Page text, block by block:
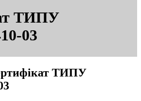
ТИПУ
03
ТИПУ